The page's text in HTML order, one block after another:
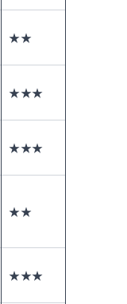
★★
★★★
★★★
★★
★★★